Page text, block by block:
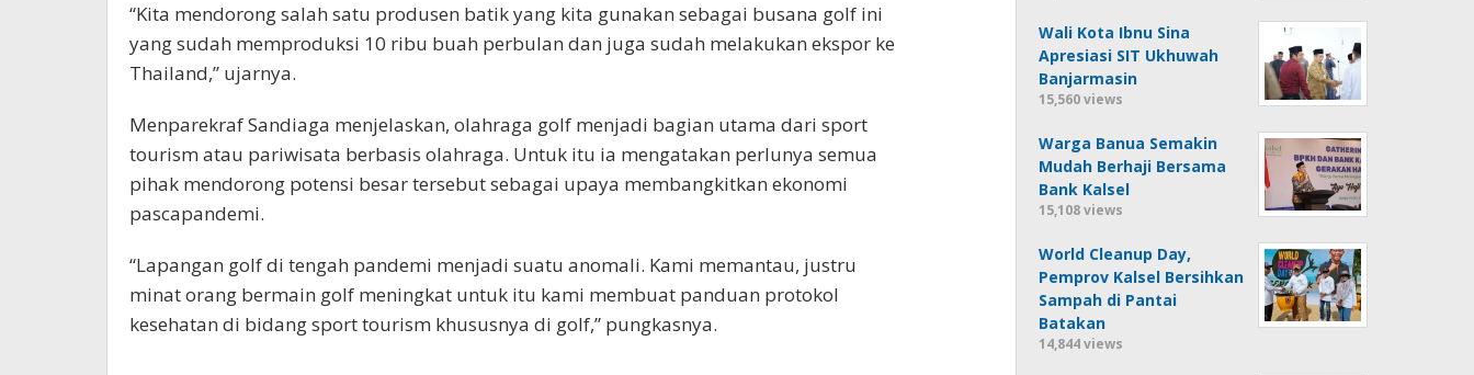
“Kita mendorong salah satu produsen batik yang kita gunakan sebagai busana golf ini
yang sudah memproduksi 10 ribu buah perbulan dan juga sudah melakukan ekspor ke
Thailand,” ujarnya.
Menparekraf Sandiaga menjelaskan, olahraga golf menjadi bagian utama dari sport
tourism atau pariwisata berbasis olahraga. Untuk itu ia mengatakan perlunya semua
pihak mendorong potensi besar tersebut sebagai upaya membangkitkan ekonomi
pascapandemi.
“Lapangan golf di tengah pandemi menjadi suatu anomali. Kami memantau, justru
minat orang bermain golf meningkat untuk itu kami membuat panduan protokol
kesehatan di bidang sport tourism khususnya di golf,” pungkasnya.
Wali Kota Ibnu Sina
Apresiasi SIT Ukhuwah
Banjarmasin
15,560 views
Warga Banua Semakin
Mudah Berhaji Bersama
Bank Kalsel
15,108 views
World Cleanup Day,
Pemprov Kalsel Bersihkan
Sampah di Pantai
Batakan
14,844 views